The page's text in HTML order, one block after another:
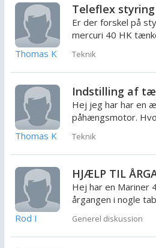
Thomas K
Teleflex styring
Er der forskel på
mercuri 40 HK
Teknik
Thomas K
Indstilling af
Hej jeg har har en
påhængsmotor.
Teknik
Rod I
HJÆLP TIL
Hej har en Mariner
årgangen i nogle
Generel diskussion